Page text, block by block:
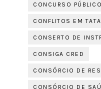
CONCURSO PÚBLICO
CONFLITOS EM
CONSERTO DE
CONSIGA CRED
CONSÓRCIO DE
CONSÓRCIO DE